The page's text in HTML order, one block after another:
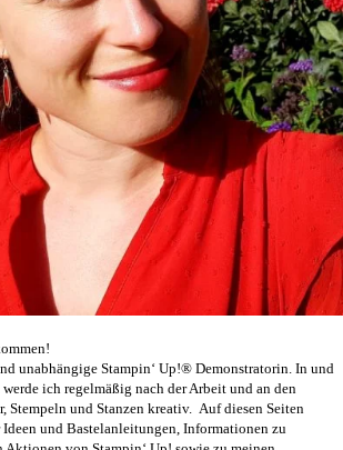
unabhängige Stampin‘ Up!® Demonstratorin. In und
ich regelmäßig nach der Arbeit und an den
Stempeln und Stanzen kreativ. Auf diesen Seiten
und Bastelanleitungen, Informationen zu